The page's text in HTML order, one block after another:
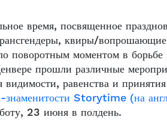
время, посвященное
квиры/
поворотным моментом в
прошли различные
видимости, равенства и
Storytime (на
23 июня в полдень.